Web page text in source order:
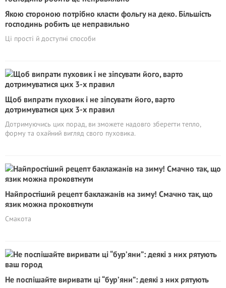
Якою стороною потрібно класти фольгу на деко. Більшість
господинь робить це неправильно
Ці прості й доступні способи
Щоб випрати пуховик і не зіпсувати його, варто
дотримуватися цих 3-х правил
Дотримуючись цих порад, ви зможете надовго зберегти тепло,
форму та охайний вигляд свого пуховика.
Найпростіший рецепт баклажанів на зиму! Смачно так, що
язик можна проковтнути
Смакота
Не поспішайте виривати ці “бур’яни”: деякі з них рятують